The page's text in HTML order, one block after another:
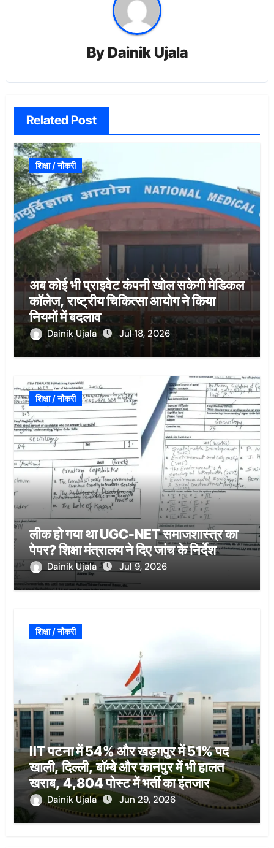
By Dainik Ujala
Related Post
शिक्षा / नौकरी
अब कोई भी प्राइवेट कंपनी खोल सकेगी मेडिकल
कॉलेज, राष्ट्रीय चिकित्सा आयोग ने किया
नियमों में बदलाव
Dainik Ujala Jul 18, 2026
शिक्षा / नौकरी
लीक हो गया था UGC-NET समाजशास्त्र का
पेपर? शिक्षा मंत्रालय ने दिए जांच के निर्देश
Dainik Ujala Jul 9, 2026
शिक्षा / नौकरी
IIT पटना में 54% और खड़गपुर में 51% पद
खाली, दिल्ली, बॉम्बे और कानपुर में भी हालत
खराब, 4,804 पोस्ट में भर्ती का इंतजार
Dainik Ujala Jun 29, 2026